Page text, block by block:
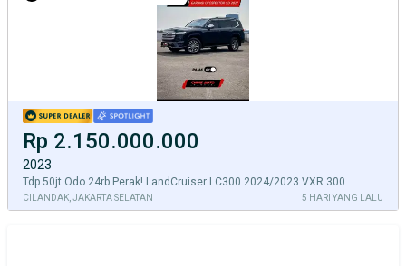
Rp 2.150.000.000
2023
Tdp 50jt Odo 24rb Perak! LandCruiser LC300 2024/2023 VXR 300
CILANDAK, JAKARTA SELATAN 5 HARI YANG LALU